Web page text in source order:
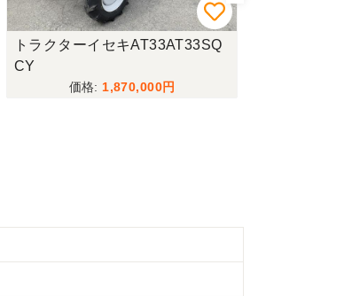
トラクターイセキAT33AT33SQ
CY
1,870,000